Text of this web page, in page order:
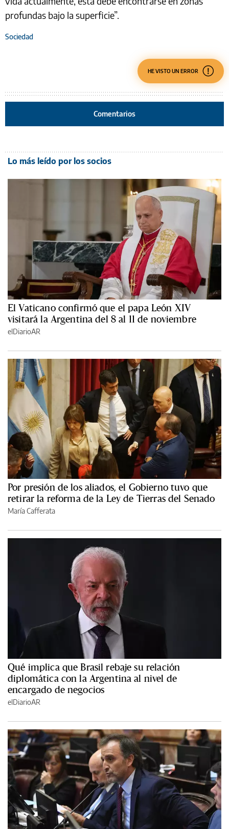
profundas bajo la superficie”.
Sociedad
HE VISTO UN ERROR
Comentarios
Lo más leído por los socios
El Vaticano confirmó que el papa León XIV
visitará la Argentina del 8 al 11 de noviembre
elDiarioAR
Por presión de los aliados, el Gobierno tuvo que
retirar la reforma de la Ley de Tierras del Senado
María Cafferata
Qué implica que Brasil rebaje su relación
diplomática con la Argentina al nivel de
encargado de negocios
elDiarioAR